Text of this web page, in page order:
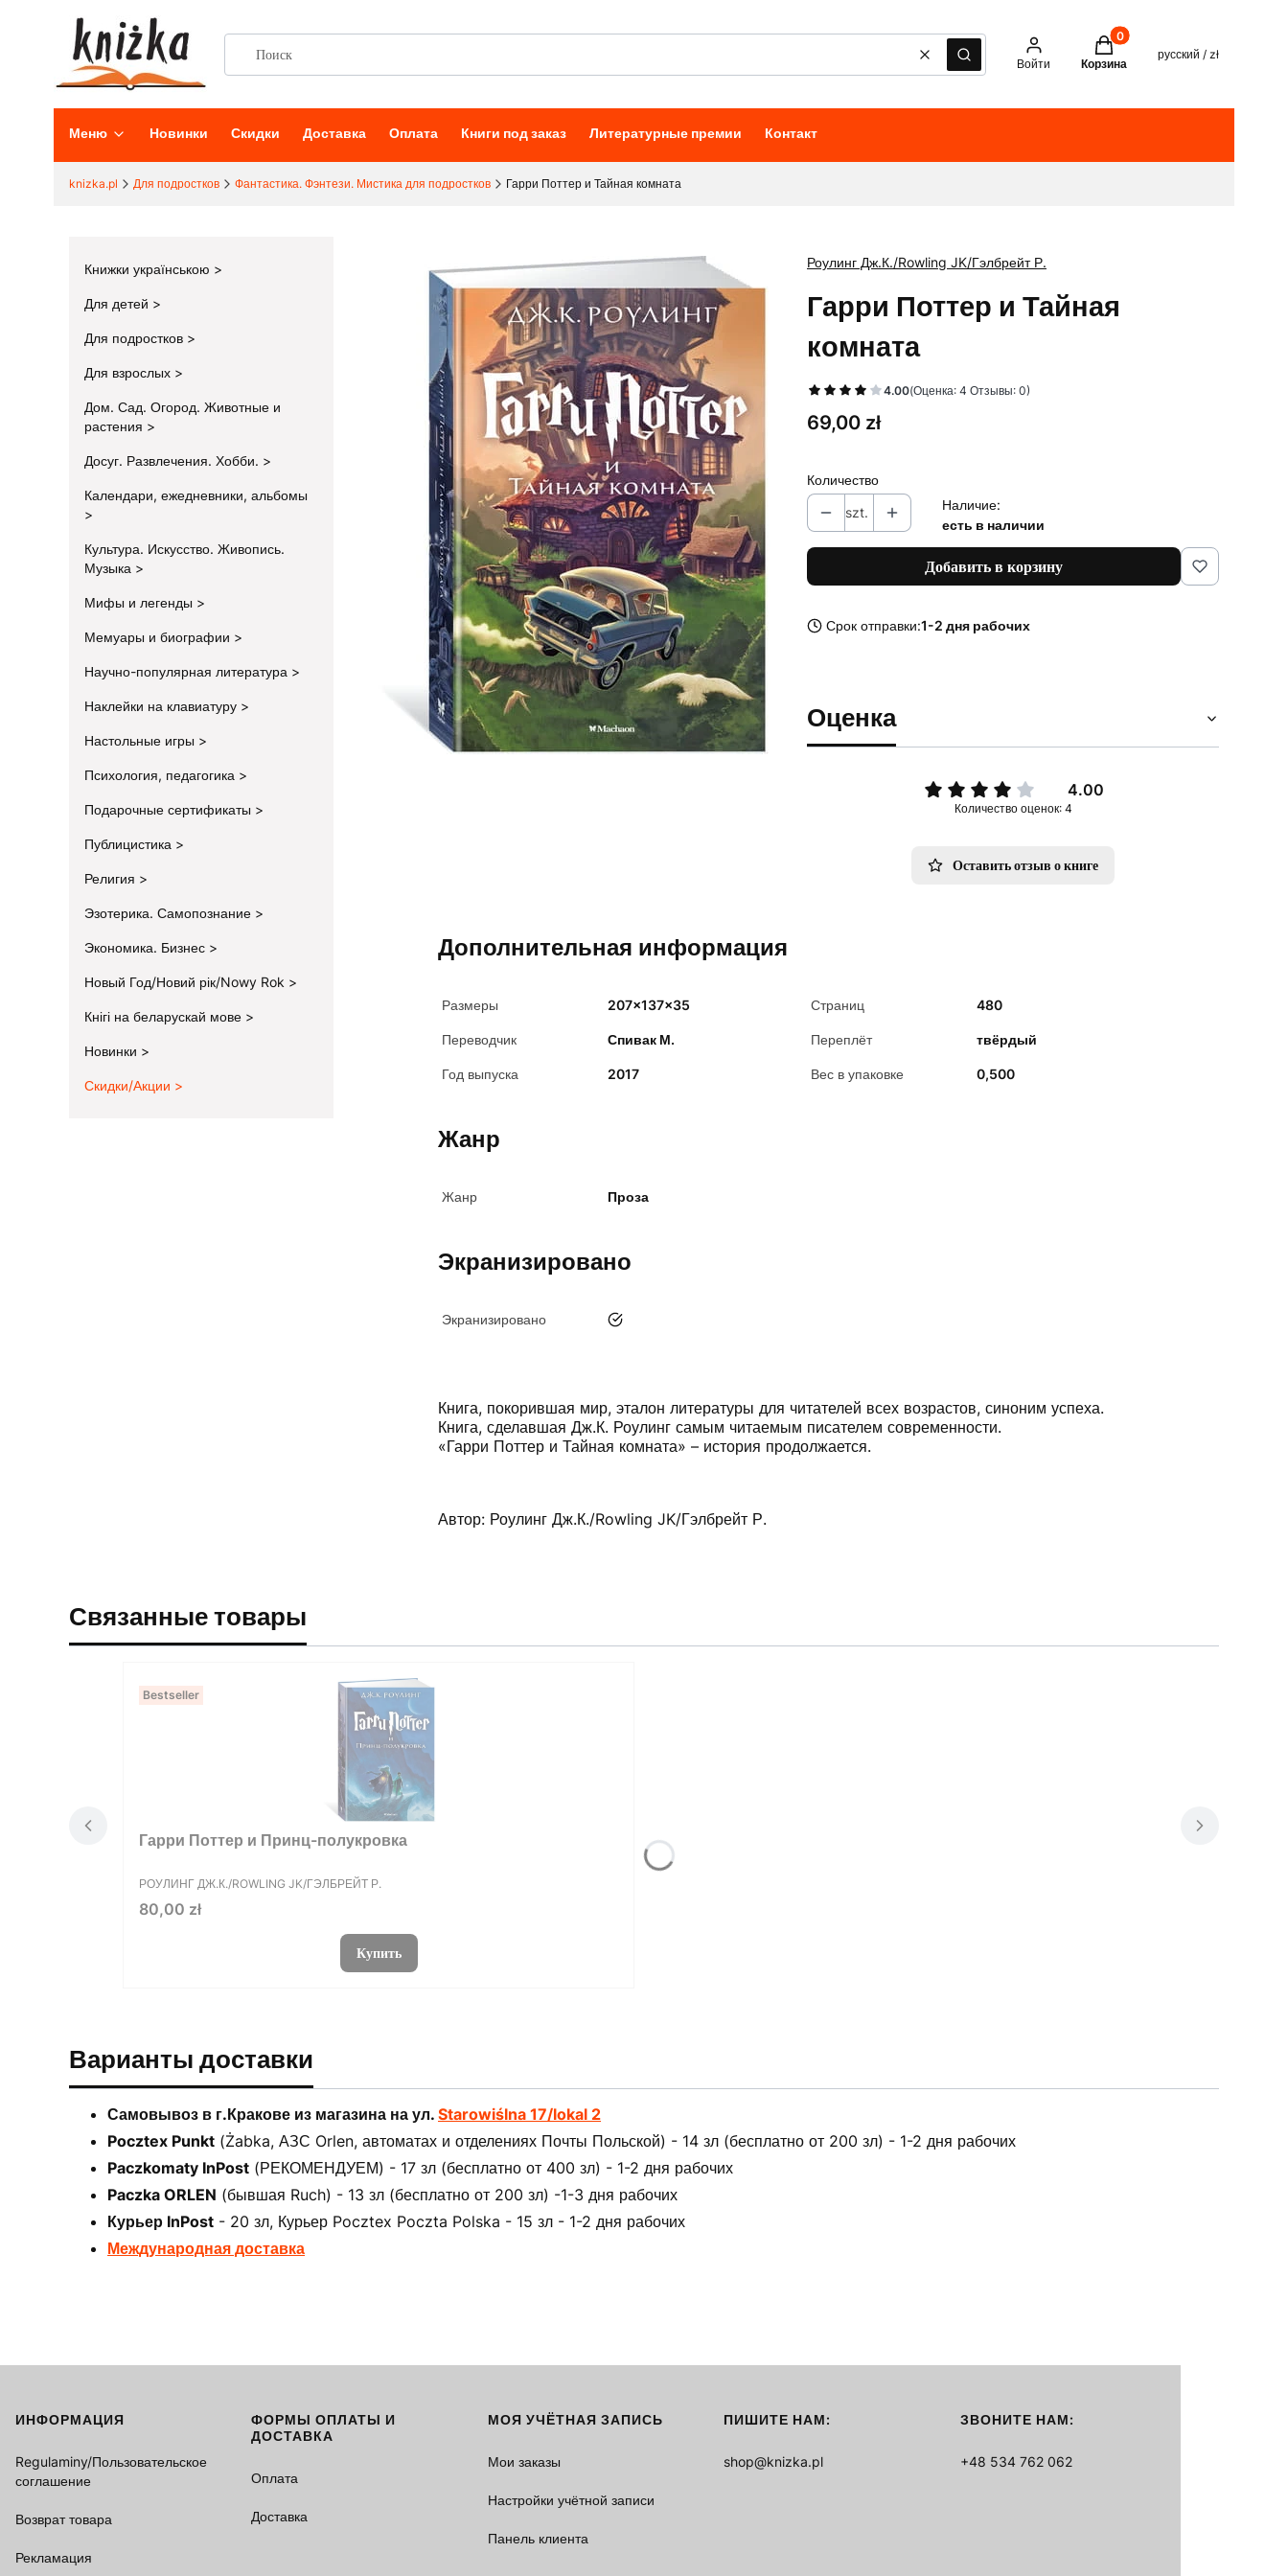
ОчиститьПоиск Войти
Товары в корзине: 0. See
Корзина
русский / zł
Меню Новинки Скидки Доставка Оплата Книги под заказ Литературные премии Контакт
knizka.pl Для подростков Фантастика. Фэнтези. Мистика для подростков Гарри Поттер и Тайная комната
Книжки українською
Для детей
Для подростков
Для взрослых
Дом. Сад. Огород. Животные и
растения
Досуг. Развлечения. Хобби.
Календари, ежедневники, альбомы
Культура. Искусство. Живопись.
Музыка
Мифы и легенды
Мемуары и биографии
Научно-популярная литература
Наклейки на клавиатуру
Настольные игры
Психология, педагогика
Подарочные сертификаты
Публицистика
Религия
Эзотерика. Самопознание
Экономика. Бизнес
Новый Год/Новий рік/Nowy Rok
Кнігі на беларускай мове
Новинки
Скидки/Акции
Роулинг Дж.К./Rowling JK/Гэлбрейт Р.
Гарри Поттер и Тайная
комната
4.00(Оценка: 4 Отзывы: 0)
Цена
69,00 zł
Количество
szt.
Наличие:
есть в наличии
Добавить в корзину
Срок отправки:1-2 дня рабочих
Оценка
4.00
Количество оценок: 4
Оставить отзыв о книге
Дополнительная информация
Размеры 207x137x35 Страниц 480
Переводчик Спивак М. Переплёт твёрдый
Год выпуска 2017 Вес в упаковке 0,500
Жанр
Жанр Проза
Экранизировано
Экранизировано да
Книга, покорившая мир, эталон литературы для читателей всех возрастов, синоним успеха.
Книга, сделавшая Дж.К. Роулинг самым читаемым писателем современности.
«Гарри Поттер и Тайная комната» – история продолжается.
Автор: Роулинг Дж.К./Rowling JK/Гэлбрейт Р.
Связанные товары
Bestseller
Гарри Поттер и Принц-полукровка
ПРОИЗВОДИТЕЛЬ
РОУЛИНГ ДЖ.К./ROWLING JK/ГЭЛБРЕЙТ Р.
Цена
80,00 zł
Купить
Варианты доставки
Самовывоз в г.Кракове из магазина на ул. Starowiślna 17/lokal 2
Pocztex Punkt (Żabka, АЗС Orlen, автоматах и отделениях Почты Польской) - 14 зл (бесплатно от 200 зл) - 1-2 дня рабочих
Paczkomaty InPost (РЕКОМЕНДУЕМ) - 17 зл (бесплатно от 400 зл) - 1-2 дня рабочих
Paczka ORLEN (бывшая Ruch) - 13 зл (бесплатно от 200 зл) -1-3 дня рабочих
Курьер InPost - 20 зл, Курьер Pocztex Poczta Polska - 15 зл - 1-2 дня рабочих
Международная доставка
Footer menu
ИНФОРМАЦИЯ
Regulaminy/Пользовательское
соглашение
Возврат товара
Рекламация
ФОРМЫ ОПЛАТЫ И
ДОСТАВКА
Оплата
Доставка
МОЯ УЧЁТНАЯ ЗАПИСЬ
Мои заказы
Настройки учётной записи
Панель клиента
ПИШИТЕ НАМ:
shop@knizka.pl
ЗВОНИТЕ НАМ:
+48 534 762 062